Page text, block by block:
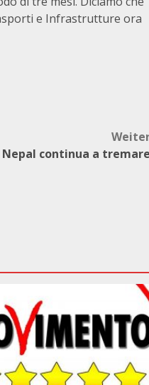
e Infrastrutture ora
Nepal continua a